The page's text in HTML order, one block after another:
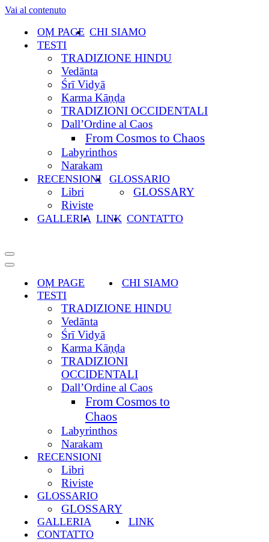
Vai al contenuto
OṂ PAGE CHI SIAMO
TESTI
TRADIZIONE HINDU
Vedānta
Śrī Vidyā
Karma Kāṇḍa
TRADIZIONI OCCIDENTALI
Dall’Ordine al Caos
From Cosmos to Chaos
Labyrinthos
Narakam
RECENSIONI
Libri
Riviste
GLOSSARIO
GLOSSARY
GALLERIA LINK CONTATTO
Menu
di
Menu
navigazioneOṂ PAGE
CHI SIAMO
TESTI
TRADIZIONE HINDU
Vedānta
Śrī Vidyā
Karma Kāṇḍa
TRADIZIONI
OCCIDENTALI
Dall’Ordine al Caos
From Cosmos to
Chaos
Labyrinthos
Narakam
RECENSIONI
Libri
Riviste
GLOSSARIO
GLOSSARY
GALLERIA
LINK
CONTATTO